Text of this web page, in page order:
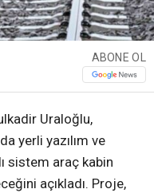
ABONE OL
Uraloğlu,
yerli yazılım ve
sistem araç kabin
açıkladı. Proje,